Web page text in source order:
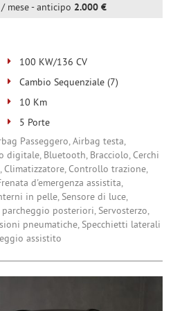
/ mese-anticipo 2.000 €
100 KW/136 CV
Cambio Sequenziale (7)
10 Km
5 Porte
Passeggero, Airbag testa,
Bluetooth, Bracciolo, Cerchi
Climatizzatore, Controllo trazione,
d'emergenza assistita,
in pelle, Sensore di luce,
posteriori, Servosterzo,
pneumatiche, Specchietti laterali
assistito